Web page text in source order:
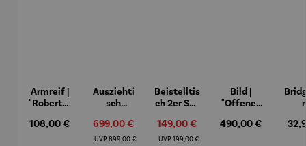
Armreif |
"Roberta"
Mütz
Regulärer Preis:
108,00 €
Ausziehti
sch
m – Valor
Verkaufspreis:
699,00 €
UVP Regulärer Preis:
899,00 €
Beistelltis
ch 2er Set
Verkaufspreis:
149,00 €
UVPRegulärer Preis:
199,00 €
Bild |
"Offenes
Collioure"
Regulärer Preis:
490,00 €